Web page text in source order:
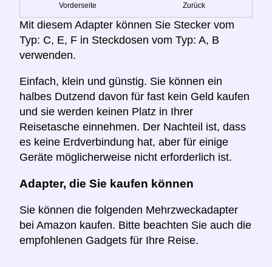
Vorderseite Zurück
Mit diesem Adapter können Sie Stecker vom
Typ: C, E, F in Steckdosen vom Typ: A, B
verwenden.
Einfach, klein und günstig. Sie können ein
halbes Dutzend davon für fast kein Geld kaufen
und sie werden keinen Platz in Ihrer
Reisetasche einnehmen. Der Nachteil ist, dass
es keine Erdverbindung hat, aber für einige
Geräte möglicherweise nicht erforderlich ist.
Adapter, die Sie kaufen können
Sie können die folgenden Mehrzweckadapter
bei Amazon kaufen. Bitte beachten Sie auch die
empfohlenen Gadgets für Ihre Reise.